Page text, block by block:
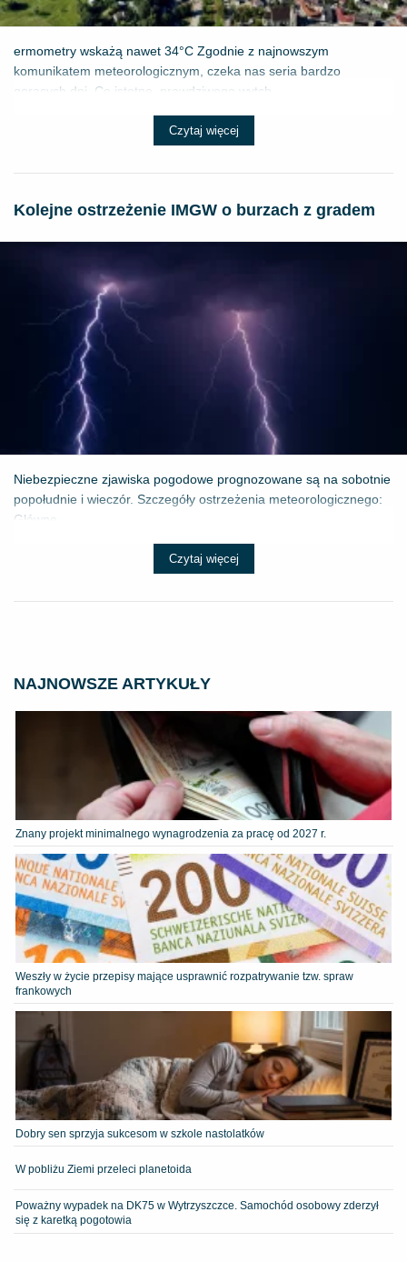
ermometry wskażą nawet 34°C Zgodnie z najnowszym
komunikatem meteorologicznym, czeka nas seria bardzo
gorących dni. Co istotne, prawdziwego wytch...
Czytaj więcej
Kolejne ostrzeżenie IMGW o burzach z gradem
Niebezpieczne zjawiska pogodowe prognozowane są na sobotnie
popołudnie i wieczór. Szczegóły ostrzeżenia meteorologicznego:
Główne ...
Czytaj więcej
NAJNOWSZE ARTYKUŁY
Znany projekt minimalnego wynagrodzenia za pracę od 2027 r.
Weszły w życie przepisy mające usprawnić rozpatrywanie tzw. spraw
frankowych
Dobry sen sprzyja sukcesom w szkole nastolatków
W pobliżu Ziemi przeleci planetoida
Poważny wypadek na DK75 w Wytrzyszczce. Samochód osobowy zderzył
się z karetką pogotowia